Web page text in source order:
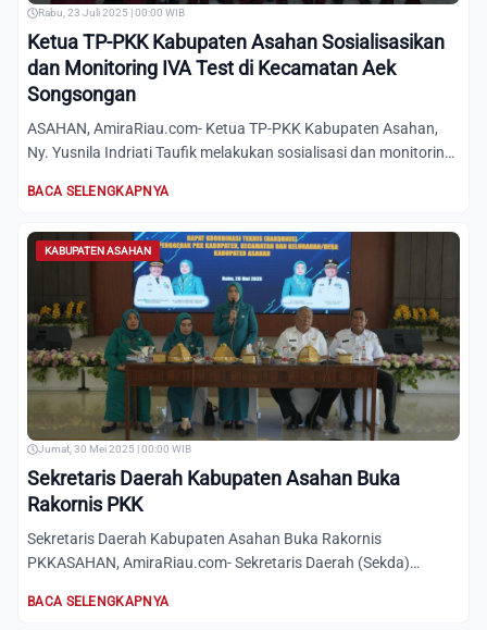
Rabu, 23 Juli 2025 | 00:00 WIB
Ketua TP-PKK Kabupaten Asahan Sosialisasikan
dan Monitoring IVA Test di Kecamatan Aek
Songsongan
ASAHAN, AmiraRiau.com- Ketua TP-PKK Kabupaten Asahan,
Ny. Yusnila Indriati Taufik melakukan sosialisasi dan monitoring
BACA SELENGKAPNYA
KABUPATEN ASAHAN
Jumat, 30 Mei 2025 | 00:00 WIB
Sekretaris Daerah Kabupaten Asahan Buka
Rakornis PKK
Sekretaris Daerah Kabupaten Asahan Buka Rakornis
PKKASAHAN, AmiraRiau.com- Sekretaris Daerah (Sekda)
BACA SELENGKAPNYA